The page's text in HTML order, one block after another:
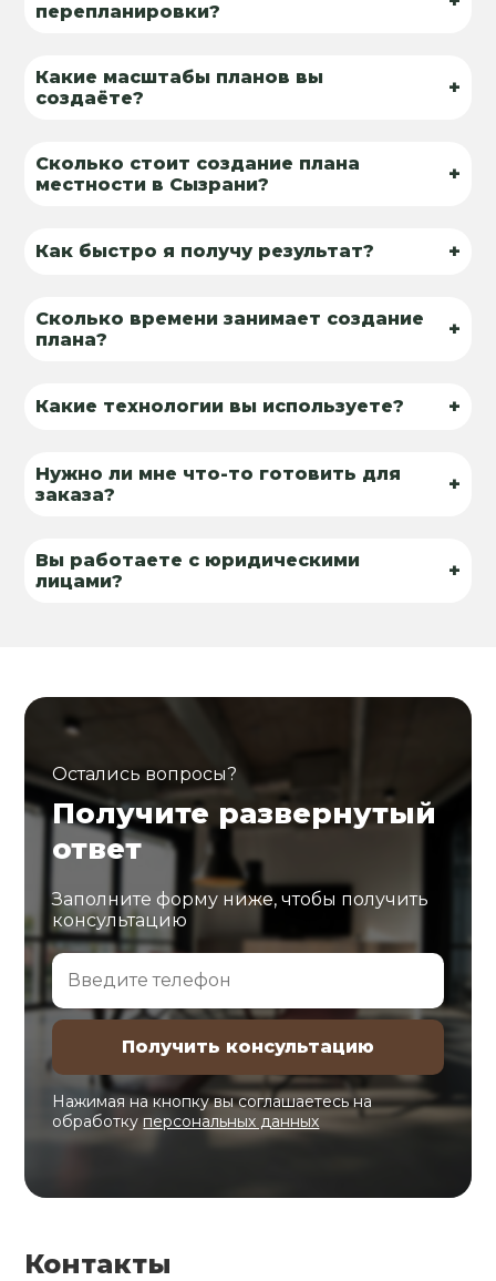
перепланировки?
Какие масштабы планов вы
создаёте?
+
Сколько стоит создание плана
местности в Сызрани?
+
Как быстро я получу результат? +
Сколько времени занимает создание
плана?
+
Какие технологии вы используете? +
Нужно ли мне что-то готовить для
заказа?
+
Вы работаете с юридическими
лицами?
+
Остались вопросы?
Получите развернутый
ответ
Заполните форму ниже, чтобы получить
консультацию
Нажимая на кнопку вы соглашаетесь на
обработкуперсональных данных
Контакты